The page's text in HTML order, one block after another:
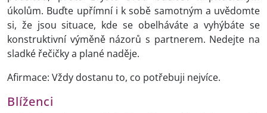
úkolům. Buďte upřímní i k sobě samotným a uvědomte
si, že jsou situace, kde se obelháváte a vyhýbáte se
konstruktivní výměně názorů s partnerem. Nedejte na
sladké řečičky a plané naděje.
Afirmace: Vždy dostanu to, co potřebuji nejvíce.
Blíženci